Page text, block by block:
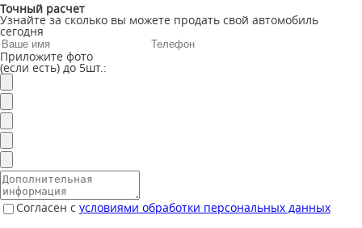
Точный расчет
Узнайте за сколько вы можете продать свой автомобиль
сегодня
Приложите фото
(если есть) до 5шт.:
Согласен с условиями обработки персональных данных